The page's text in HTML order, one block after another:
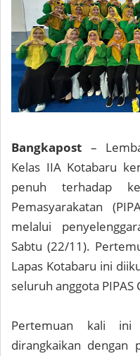
Bangkapost –
Kelas IIA Kotabaru
penuh terhadap
Pemasyarakatan
melalui
Sabtu (22/11).
Lapas Kotabaru ini
seluruh anggota PIPAS
Pertemuan kali ini
dirangkaikan dengan